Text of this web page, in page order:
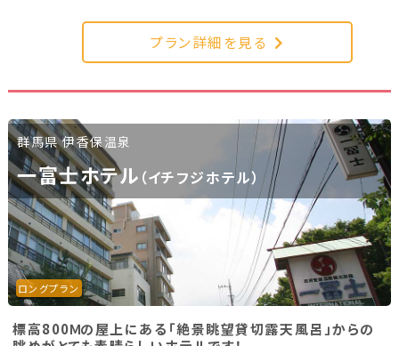
プラン詳細を見る
群馬県 伊香保温泉
一富士ホテル （イチフジホテル）
ロングプラン
標高800Ｍの屋上にある「絶景眺望貸切露天風呂」からの